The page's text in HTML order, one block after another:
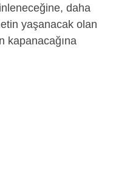
daha
yaşanacak olan
kapanacağına